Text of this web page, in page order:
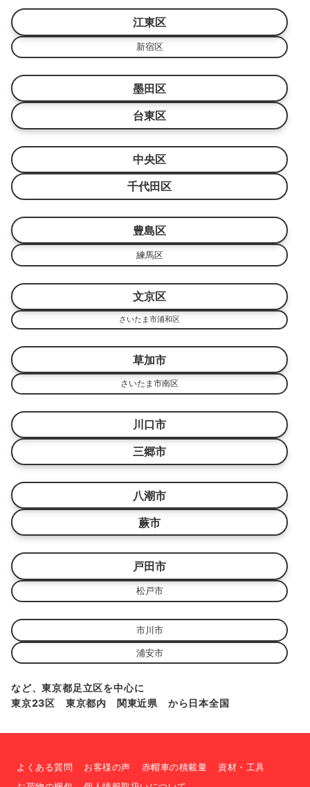
江東区
新宿区
墨田区
台東区
中央区
千代田区
豊島区
練馬区
文京区
さいたま市浦和区
草加市
さいたま市南区
川口市
三郷市
八潮市
蕨市
戸田市
松戸市
市川市
浦安市
など、東京都足立区を中心に
東京23区 東京都内 関東近県 から日本全国
よくある質問 お客様の声 赤帽車の積載量
資材・工具